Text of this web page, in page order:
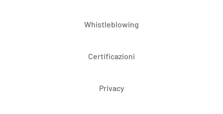
Whistleblowing
Certificazioni
Privacy